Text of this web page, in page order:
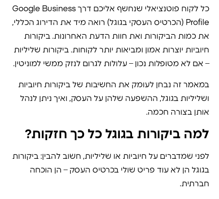
כל לקוח פוטנציאלי שנחשף אליכם דרך Google Business
Profile (הכרטיס העסקי בגוגל) רואה מיד את הדירוג הכללי,
את כמות הביקורות ואת חוות הדעת האחרונות. ביקורות
חיוביות יוצרות אמון ומביאות יותר לקוחות. ביקורות שליליות
– אם לא מטופלות נכון – עלולות לגרום לנזק ממשי למוניטין.
במאמר זה נבחן לעומק את החשיבות של ביקורות חיוביות
ושליליות בגוגל, ההשפעה שלהן על העסק, ואיך ניתן לנהל
אותן בצורה חכמה.
למה ביקורות בגוגל כל כך חזקות?
לפני שמדברים על חיוביות או שליליות, חשוב להבין: ביקורות
בגוגל הן לא עוד פריט שולי בכרטיס העסק – הן הוכחה
חברתית.